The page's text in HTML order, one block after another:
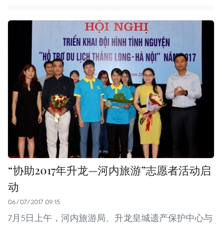
“协助2017年升龙—河内旅游”志愿者活动启
动
06/07/2017 09:15
7月5日上午，河内旅游局、升龙皇城遗产保护中心与